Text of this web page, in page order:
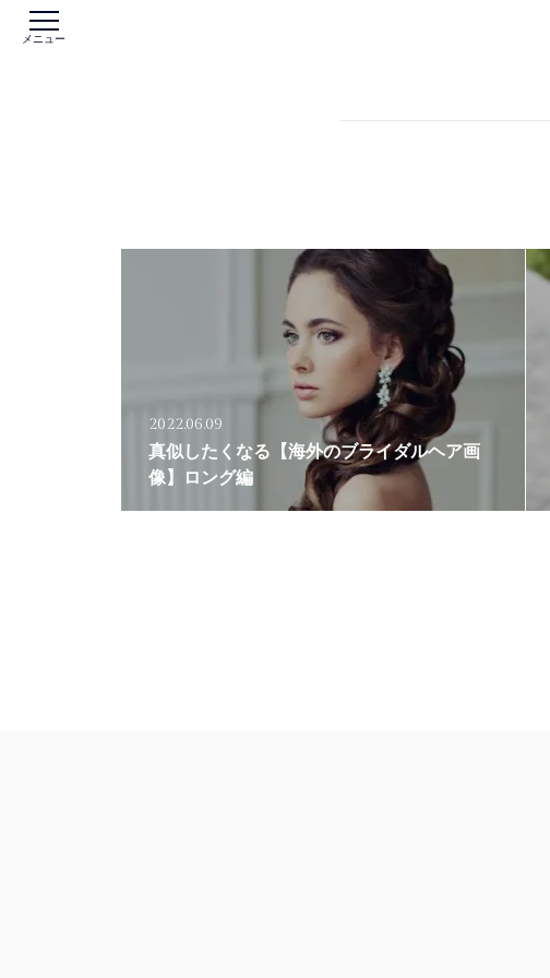
メニュー
2022.06.09
真似したくなる【海外のブライダルヘア画
像】ロング編